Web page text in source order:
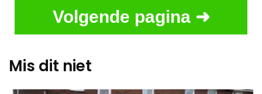
Volgende pagina ➜
Mis dit niet